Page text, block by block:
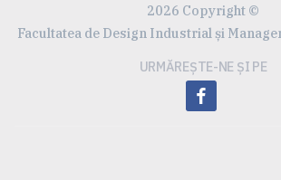
2026 Copyright ©
Facultatea de Design Industrial și
URMĂREȘTE-NE ȘI PE